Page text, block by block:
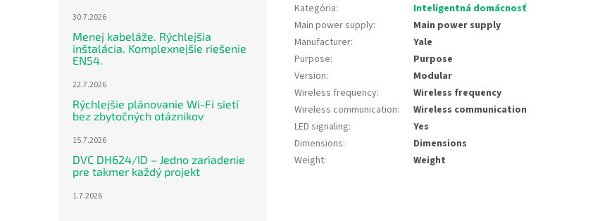
30.7.2026
Menej kabeláže. Rýchlejšia
inštalácia. Komplexnejšie riešenie
EN54.
22.7.2026
Rýchlejšie plánovanie Wi-Fi sietí
bez zbytočných otáznikov
15.7.2026
DVC DH624/ID – Jedno zariadenie
pre takmer každý projekt
1.7.2026
Kategória:
Inteligentná domácnosť
Main power supply:
Main power supply
Manufacturer:
Yale
Purpose:
Purpose
Version:
Modular
Wireless frequency:
Wireless frequency
Wireless communication:
Wireless communication
LED signaling:
Yes
Dimensions:
Dimensions
Weight: Weight